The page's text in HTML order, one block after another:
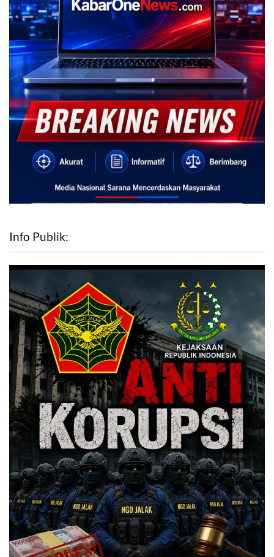
Info Publik: